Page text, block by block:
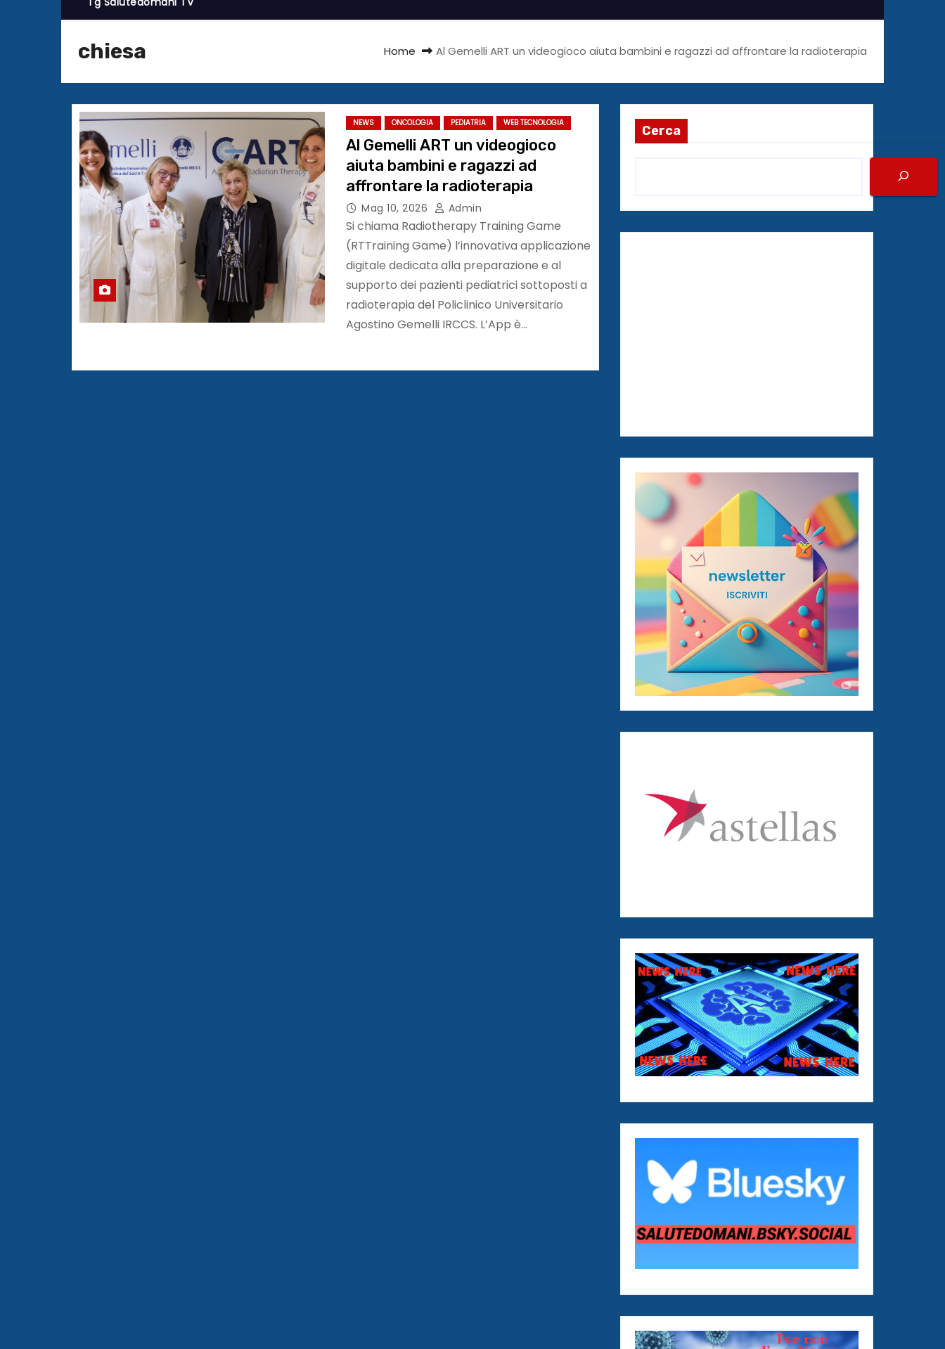
chiesa Home Al Gemelli ART un videogioco aiuta bambini e ragazzi ad affrontare la radioterapia
NEWS ONCOLOGIA PEDIATRIA WEB TECNOLOGIA
Al Gemelli ART un videogioco
aiuta bambini e ragazzi ad
affrontare la radioterapia
Mag 10, 2026 Admin
Si chiama Radiotherapy Training Game
(RTTraining Game) l’innovativa applicazione
digitale dedicata alla preparazione e al
supporto dei pazienti pediatrici sottoposti a
radioterapia del Policlinico Universitario
Agostino Gemelli IRCCS. L’App è…
Cerca